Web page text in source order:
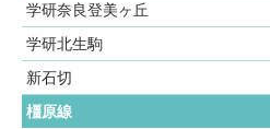
学研奈良登美ヶ丘
学研北生駒
新石切
橿原線